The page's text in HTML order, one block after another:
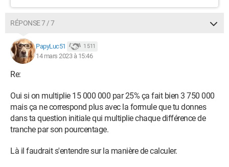
RÉPONSE 7 / 7
PapyLuc51 1 511
14 mars 2023 à 15:46
Re:
Oui si on multiplie 15 000 000 par 25% ça fait bien 3 750 000
mais ça ne correspond plus avec la formule que tu donnes
dans ta question initiale qui multiplie chaque différence de
tranche par son pourcentage.
Là il faudrait s'entendre sur la manière de calculer.